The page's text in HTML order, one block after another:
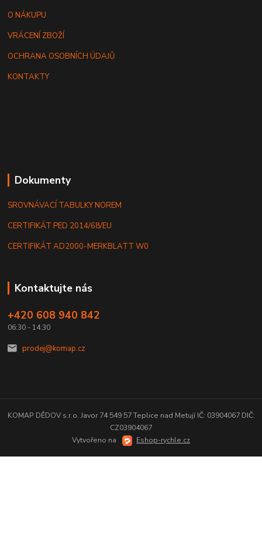
O NÁKUPU
VRÁCENÍ ZBOŽÍ
OCHRANA OSOBNÍCH ÚDAJŮ
KONTAKTY
Dokumenty
SROVNÁVACÍ TABULKY NOREM
CERTIFIKÁT PED 2014/68/EU
CERTIFIKÁT AD2000-MERKBLATT W0
Kontaktujte nás
+420 608 940 842
06:30 - 14:30
prodej@komap.cz
KOMAP DĚDOV s.r.o. Javor 74 549 57 Teplice nad Metují IČ: 03904067 DIČ:
CZ03904067
Vytvořeno na
Eshop-rychle.cz